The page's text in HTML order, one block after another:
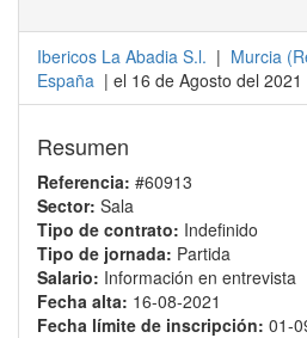
Ibericos La Abadia S.l. | Murcia (
España | el 16 de Agosto del 2021
Resumen
Referencia: #60913
Sector: Sala
Tipo de contrato: Indefinido
Tipo de jornada: Partida
Salario: Información en entrevista
Fecha alta: 16-08-2021
Fecha límite de inscripción: 01-